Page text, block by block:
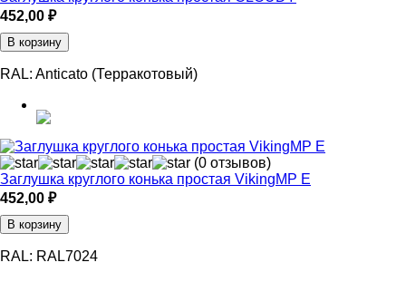
452,00 ₽
В корзину
RAL: Anticato (Терракотовый)
(0 отзывов)
Заглушка круглого конька простая VikingMP E
452,00 ₽
В корзину
RAL: RAL7024